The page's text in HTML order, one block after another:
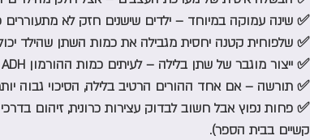
✅ שינה עמוקה במיוחד – ילדים שישנים חזק לא מתעוררים
✅ שלפוחית קטנה יחסית מגבילה את כמות השתן שהילד
✅ ייצור מוגבר של שתן בלילה – לעיתים כמות ההורמון ADH נמוכה, מה שגורם ליותר שתן בזמן השינה.
✅ תורשה – אם אחד ההורים הרטיב בלילה, הסיכוי גבוה
✅ פחות נפוץ אבל חשוב לבדוק עצירות כרונית, זיהום
קשיים בבית הספר).